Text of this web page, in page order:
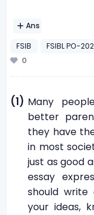
Ans
FSIB
FSIBL PO-
0
(1) Many
better
they have
in most
just as good
essay
should write
your ideas,